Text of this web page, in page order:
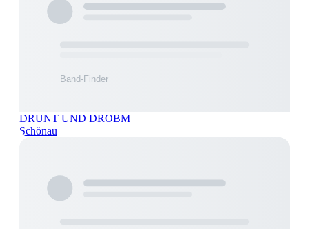
DRUNT UND DROBM
Schönau